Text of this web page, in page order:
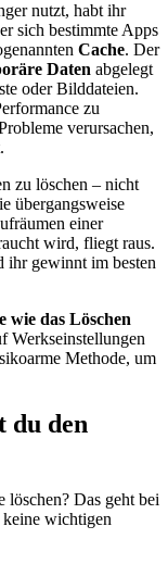
nutzt, habt ihr
sich bestimmte Apps
Cache. Der
Daten abgelegt
oder Bilddateien.
zu
verursachen,
zu löschen – nicht
übergangsweise
einer
wird, fliegt raus.
ihr gewinnt im besten
wie das Löschen
Werkseinstellungen
Methode, um
du den
Das geht bei
wichtigen